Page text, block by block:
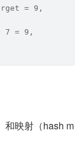
= 9,
7 = 9,
和映射（hash m